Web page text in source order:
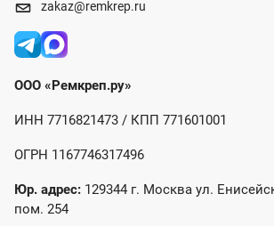
zakaz@remkrep.ru
ООО «Ремкреп.ру»
ИНН 7716821473 / КПП 771601001
ОГРН 1167746317496
Юр. адрес: 129344 г. Москва ул.
пом. 254